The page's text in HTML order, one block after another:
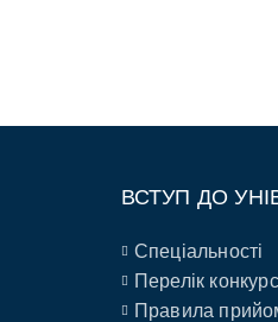
ВСТУП ДО
Спеціальності
Перелік
Правила